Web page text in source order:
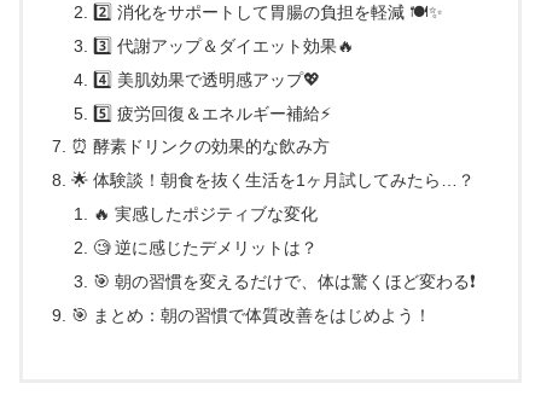
2️⃣ 消化をサポートして胃腸の負担を軽減 🍽️✨
3️⃣ 代謝アップ＆ダイエット効果🔥
4️⃣ 美肌効果で透明感アップ💖
5️⃣ 疲労回復＆エネルギー補給⚡
⏰ 酵素ドリンクの効果的な飲み方
🌟 体験談！朝食を抜く生活を1ヶ月試してみたら…？
🔥 実感したポジティブな変化
🧐 逆に感じたデメリットは？
🎯 朝の習慣を変えるだけで、体は驚くほど変わる❗
🎯 まとめ：朝の習慣で体質改善をはじめよう！